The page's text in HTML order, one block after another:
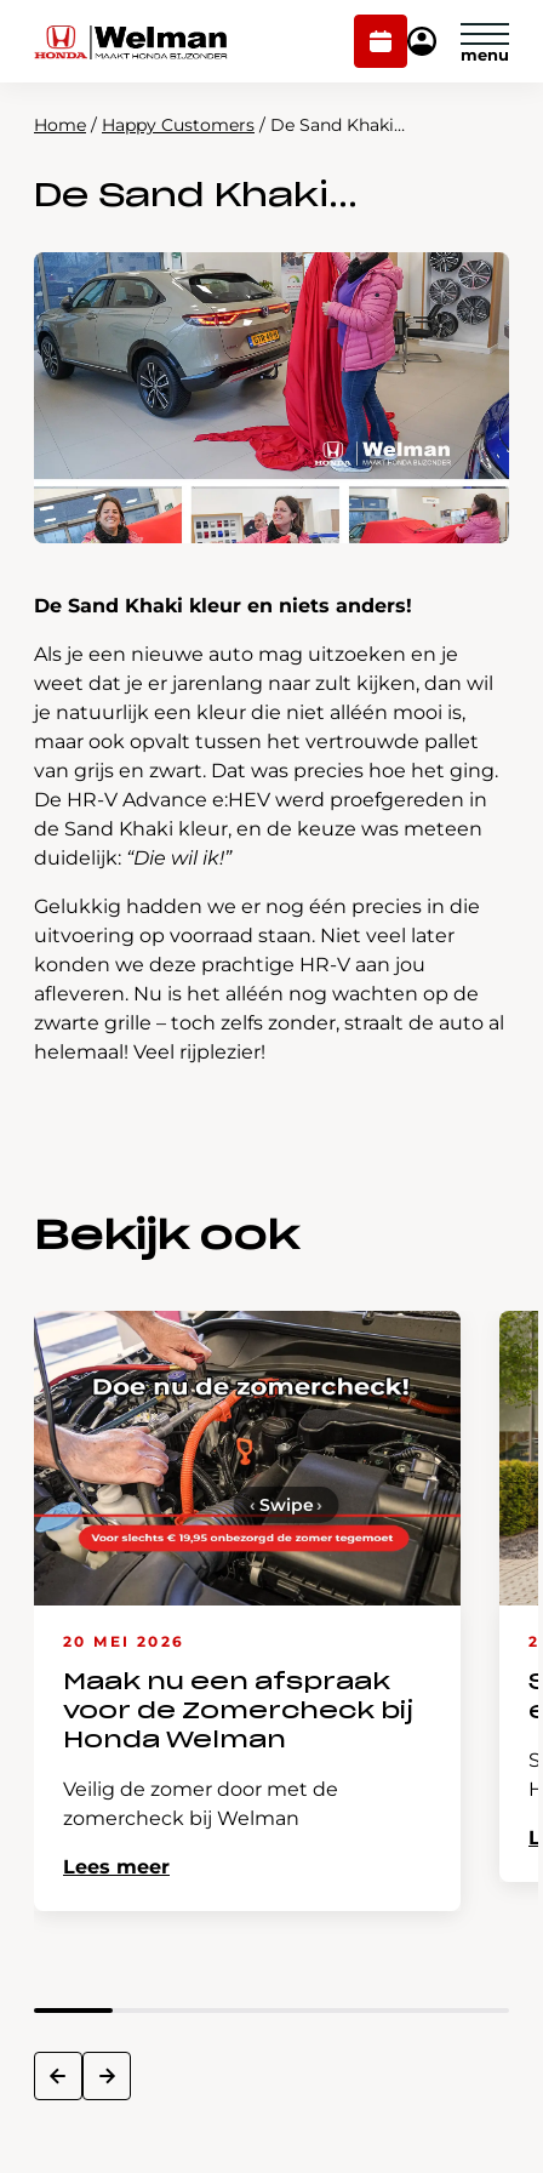
Plan
onderhoud
Mijn
Modellen
Voorraad
Onderhoud en service
Over ons
Webshop
Contact
Plan onderhoud
Mijn Honda Welman
Home / Happy Customers / De Sand Khaki…
De Sand Khaki…
De Sand Khaki kleur en niets anders!
Als je een nieuwe auto mag uitzoeken en je
weet dat je er jarenlang naar zult kijken, dan wil
je natuurlijk een kleur die niet alléén mooi is,
maar ook opvalt tussen het vertrouwde pallet
van grijs en zwart. Dat was precies hoe het ging.
De HR-V Advance e:HEV werd proefgereden in
de Sand Khaki kleur, en de keuze was meteen
duidelijk: “Die wil ik!”
Gelukkig hadden we er nog één precies in die
uitvoering op voorraad staan. Niet veel later
konden we deze prachtige HR-V aan jou
afleveren. Nu is het alléén nog wachten op de
zwarte grille – toch zelfs zonder, straalt de auto al
helemaal! Veel rijplezier!
Bekijk ook
20 MEI 2026
Maak nu een afspraak
voor de Zomercheck bij
Honda Welman
Veilig de zomer door met de
zomercheck bij Welman
Lees meer
prev next
‹ Swipe›